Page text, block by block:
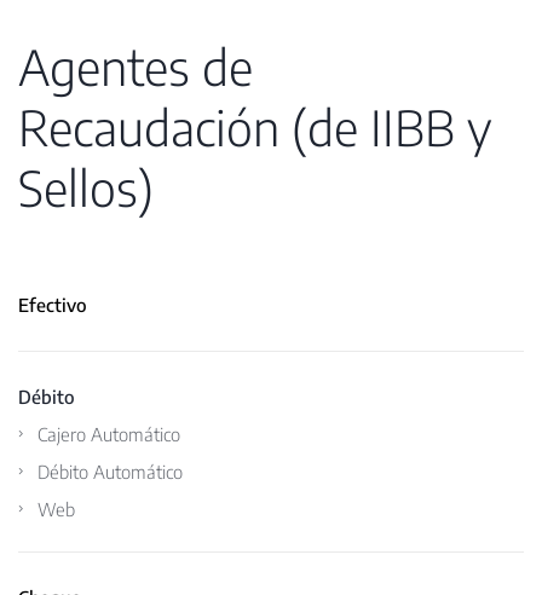
Agentes de
Recaudación (de IIBB y
Sellos)
Efectivo
Débito
Cajero Automático
Débito Automático
Web